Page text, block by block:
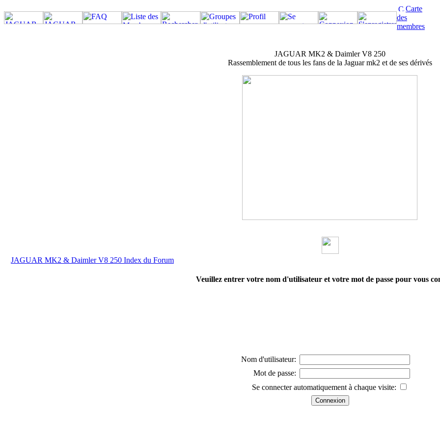
Carte
des
membres
JAGUAR MK2 & Daimler V8 250
Rassemblement de tous les fans de la Jaguar mk2 et de ses dérivés
JAGUAR MK2 & Daimler V8 250 Index du Forum
Veuillez entrer votre nom d'utilisateur et votre mot de passe pour vous
Nom d'utilisateur:
Mot de passe:
Se connecter automatiquement à chaque visite: